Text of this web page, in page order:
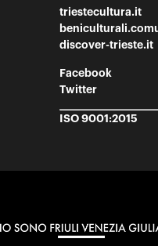
triestecultura.it
discover-trieste.it
Facebook
Twitter
ISO 9001:2015